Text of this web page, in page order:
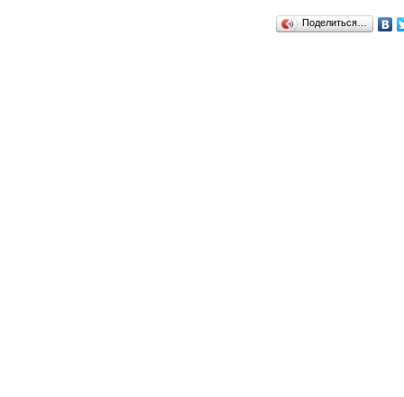
Поделиться…